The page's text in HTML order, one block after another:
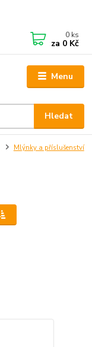
Menu
Hledat
0 ks
za 0 Kč
Mlýnky a příslušenství